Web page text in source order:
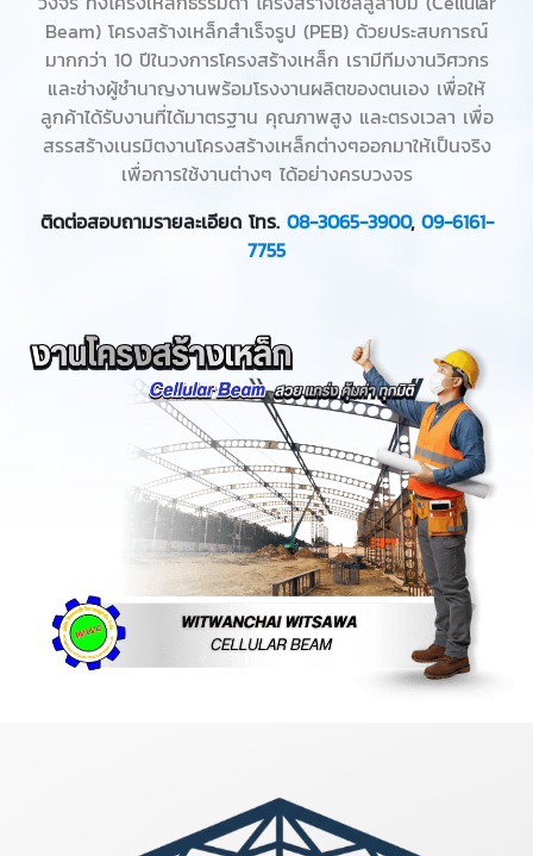
Beam) โครงสร้างเหล็กสำเร็จรูป (PEB) ด้วยประสบการณ์
มากกว่า 10 ปีในวงการโครงสร้างเหล็ก เรามีทีมงานวิศวกร
และช่างผู้ชำนาญงานพร้อมโรงงานผลิตของตนเอง เพื่อให้
ลูกค้าได้รับงานที่ได้มาตรฐาน คุณภาพสูง และตรงเวลา เพื่อ
สรรสร้างเนรมิตงานโครงสร้างเหล็กต่างๆออกมาให้เป็นจริง
เพื่อการใช้งานต่างๆ ได้อย่างครบวงจร
ติดต่อสอบถามรายละเอียด โทร. 08-3065-3900, 09-6161-
7755